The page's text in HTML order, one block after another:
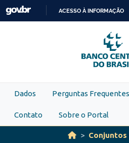
Skip to main content
PARA
O
ACESSO À INFORMAÇÃO
Dados Perguntas Frequentes
Contato Sobre o Portal
Conjuntos